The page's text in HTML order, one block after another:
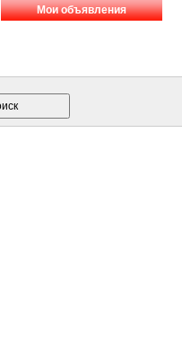
Мои объявления